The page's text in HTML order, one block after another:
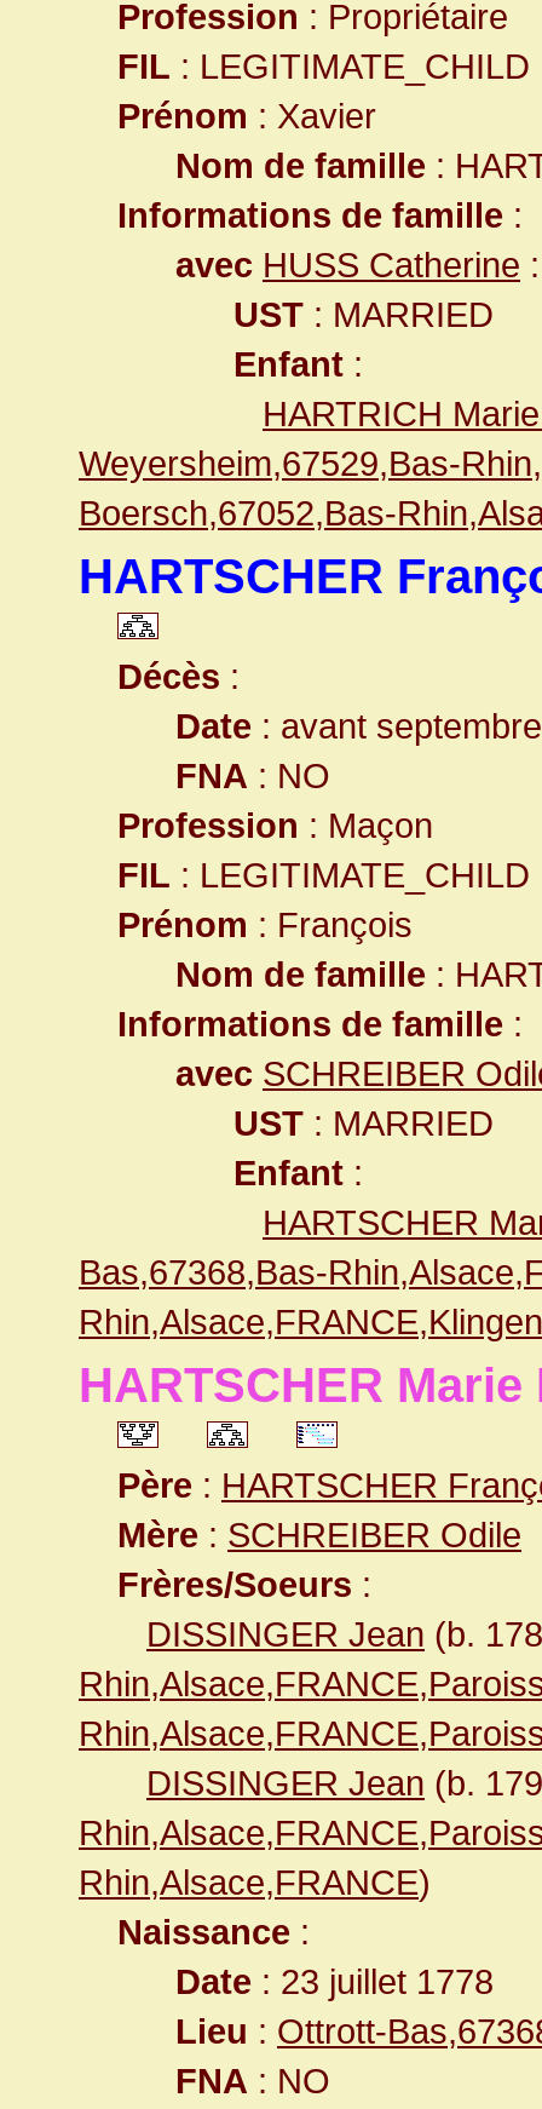
Profession : Propriétaire
FIL : LEGITIMATE_CHILD
Prénom : Xavier
Nom de famille :
Informations de famille :
avec HUSS Catherine :
UST : MARRIED
Enfant :
HARTRICH
Weyersheim,67529,Bas-
Boersch,67052,Bas-
HARTSCHER
Décès :
Date : avant
FNA : NO
Profession : Maçon
FIL : LEGITIMATE_CHILD
Prénom : François
Nom de famille :
Informations de famille :
avec SCHREIBER
UST : MARRIED
Enfant :
HARTSCHER
Bas,67368,Bas-
HARTSCHER Marie
Père : HARTSCHER
Mère : SCHREIBER Odile
Frères/Soeurs :
DISSINGER Jean (b.
DISSINGER Jean (b.
Rhin,Alsace,FRANCE)
Naissance :
Date : 23 juillet 1778
Lieu : Ottrott-
FNA : NO